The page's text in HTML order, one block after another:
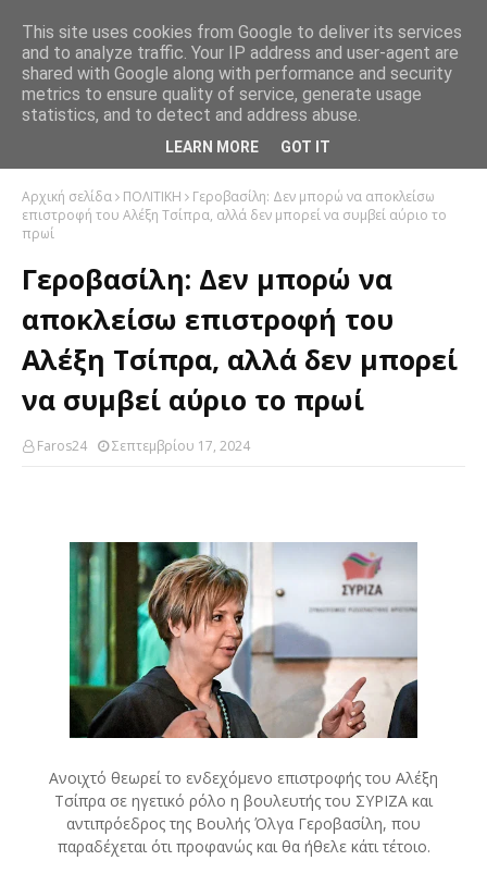
Αρχική σελίδα ΠΟΛΙΤΙΚΗ
Γεροβασίλη: Δεν μπορώ να αποκλείσω
επιστροφή του Αλέξη Τσίπρα, αλλά δεν μπορεί να συμβεί αύριο το
πρωί
Γεροβασίλη: Δεν μπορώ να
αποκλείσω επιστροφή του
Αλέξη Τσίπρα, αλλά δεν μπορεί
να συμβεί αύριο το πρωί
Faros24 Σεπτεμβρίου 17, 2024
Ανοιχτό θεωρεί το ενδεχόμενο επιστροφής του Αλέξη
Τσίπρα σε ηγετικό ρόλο η βουλευτής του ΣΥΡΙΖΑ και
αντιπρόεδρος της Βουλής Όλγα Γεροβασίλη, που
παραδέχεται ότι προφανώς και θα ήθελε κάτι τέτοιο.
This site uses cookies from Google to deliver its services
and to analyze traffic. Your IP address and user-agent are
shared with Google along with performance and security
metrics to ensure quality of service, generate usage
statistics, and to detect and address abuse.
LEARN MORE GOT IT